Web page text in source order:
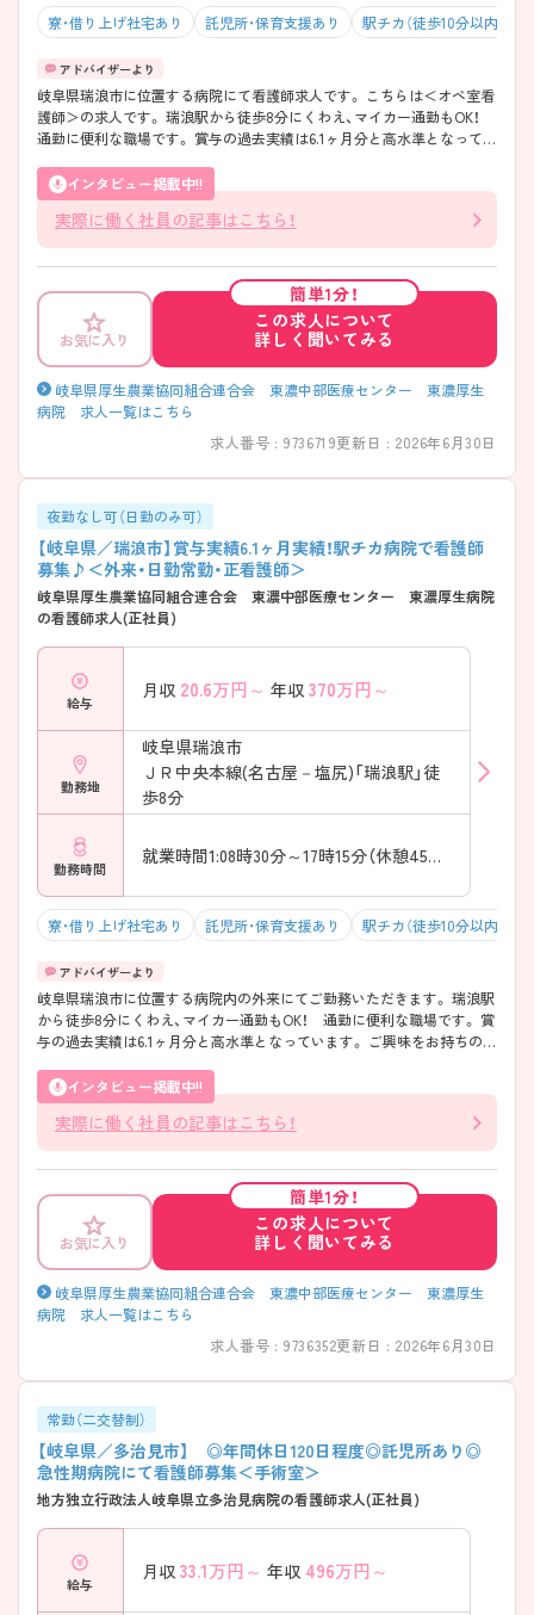
寮・借り上げ社宅あり 託児所・保育支援あり 駅チカ（徒歩10分以内）
岐阜県瑞浪市に位置する病院にて看護師求人です。 こちらは＜オペ室看
護師＞の求人です。 瑞浪駅から徒歩8分にくわえ、マイカー通勤もOK！
通勤に便利な職場です。 賞与の過去実績は6.1ヶ月分と高水準となってい
ますのでお気軽にお問い合わせくださいませ。
インタビュー掲載中!!
実際に働く社員の記事はこちら！
お気に入り
簡単1分！
この求人について
詳しく聞いてみる
岐阜県厚生農業協同組合連合会 東濃中部医療センター 東濃厚生
病院 求人一覧はこちら
求人番号 : 9736719更新日 : 2026年6月30日
夜勤なし可（日勤のみ可）
【岐阜県／瑞浪市】賞与実績6.1ヶ月実績！駅チカ病院で看護師
募集♪＜外来・日勤常勤・正看護師＞
岐阜県厚生農業協同組合連合会 東濃中部医療センター 東濃厚生病院
の看護師求人(正社員)
給与
月収 20.6万円～ 年収 370万円～
勤務地
岐阜県瑞浪市
ＪＲ中央本線(名古屋－塩尻)「瑞浪駅」徒
歩8分
勤務時間
就業時間1:08時30分～17時15分（休憩45分）
寮・借り上げ社宅あり 託児所・保育支援あり 駅チカ（徒歩10分以内）
岐阜県瑞浪市に位置する病院内の外来にてご勤務いただきます。 瑞浪駅
から徒歩8分にくわえ、マイカー通勤もOK！ 通勤に便利な職場です。 賞
与の過去実績は6.1ヶ月分と高水準となっています。 ご興味をお持ちの方
わせくださいませ。
インタビュー掲載中!!
実際に働く社員の記事はこちら！
お気に入り
簡単1分！
この求人について
詳しく聞いてみる
岐阜県厚生農業協同組合連合会 東濃中部医療センター 東濃厚生
病院 求人一覧はこちら
求人番号 : 9736352更新日 : 2026年6月30日
常勤（二交替制）
【岐阜県／多治見市】 ◎年間休日120日程度◎託児所あり◎
急性期病院にて看護師募集＜手術室＞
地方独立行政法人岐阜県立多治見病院の看護師求人(正社員)
給与
月収 33.1万円～ 年収 496万円～